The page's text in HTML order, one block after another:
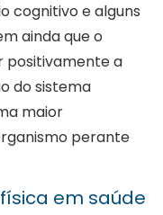
cognitivo e alguns
ainda que o
positivamente a
do sistema
maior
perante
em saúde